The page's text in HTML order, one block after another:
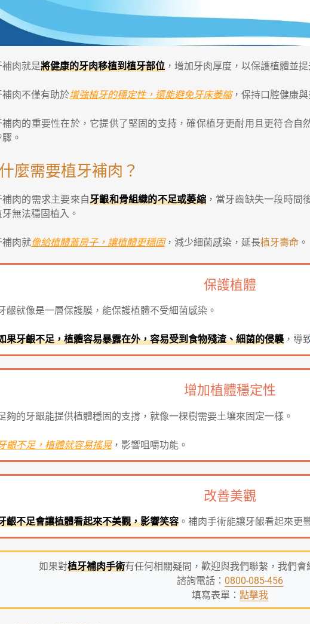
肉就是將健康的牙肉移植到植牙部位，增加牙肉厚度，以保護植體並
肉不僅有助於增強植牙的穩定性，還能避免牙床萎縮，保持口腔健康與
補肉的重要性在於，它提供了堅固的支持，確保植牙更耐用且更符合自
。
麼需要植牙補肉？
補肉的需求主要來自牙齦和骨組織的不足或萎縮，當牙齒缺失一段時間
無法穩固植入。
肉就像給植體蓋房子，讓植體更穩固，減少細菌感染，延長植牙壽命。
保護植體
齦就像是一層保護膜，能保護植體不受細菌感染。
果牙齦不足，植體容易暴露在外，容易受到食物殘渣、細菌的侵襲，導
增加植體穩定性
夠的牙齦能提供植體穩固的支撐，就像一棵樹需要土壤來固定一樣。
齦不足，植體就容易搖晃，影響咀嚼功能。
改善美觀
齦不足會讓植體看起來不美觀，影響笑容。補肉手術能讓牙齦看起來更
如果對植牙補肉手術有任何相關疑問，歡迎與我們聯繫，我們會
諮詢電話： 0800-085-456
填寫表單：點擊我